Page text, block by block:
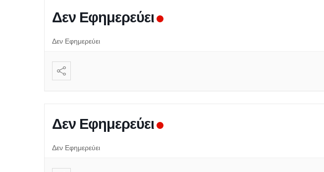
Δεν Εφημερεύει
Δεν Εφημερεύει
Δεν Εφημερεύει
Δεν Εφημερεύει